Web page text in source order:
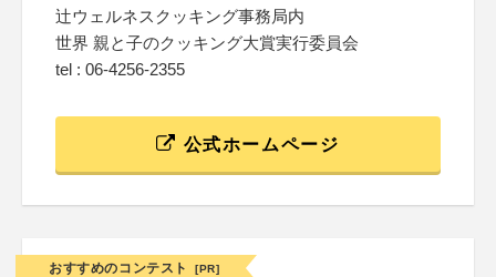
辻ウェルネスクッキング事務局内
世界 親と子のクッキング大賞実行委員会
tel : 06-4256-2355
公式ホームページ
おすすめのコンテスト [PR]